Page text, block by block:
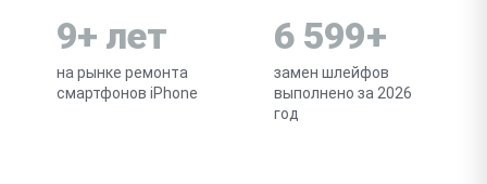
9+ лет
на рынке ремонта
смартфонов iPhone
6 599+
замен шлейфов
выполнено за 2026
год